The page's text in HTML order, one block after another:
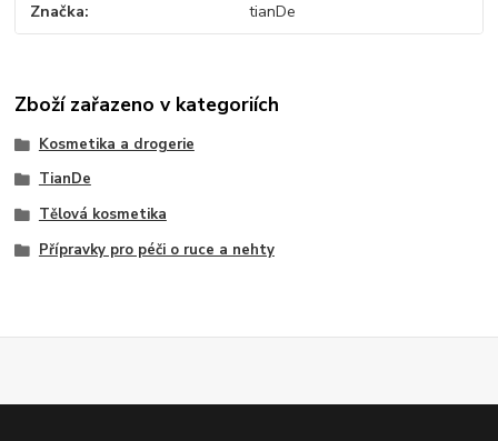
Značka tianDe
Zboží zařazeno v kategoriích
Kosmetika a drogerie
TianDe
Tělová kosmetika
Přípravky pro péči o ruce a nehty